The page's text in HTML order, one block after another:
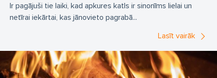
Ir pagājuši tie laiki, kad apkures katls ir sinonīms lielai un
netīrai iekārtai, kas jānovieto pagrabā...
Lasīt vairāk